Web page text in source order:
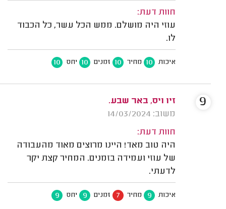
חוות דעת:
עוזי היה מושלם. ממש הכל עשר, כל הכבוד
לו.
איכות 10 מחיר 10 זמנים 10 יחס 10
זיו ויס, באר שבע.
משוב: 14/03/2024
חוות דעת:
היה טוב מאד! היינו מרוצים מאוד מהעבודה
של עוזי ועמידה בזמנים. המחיר קצת יקר
לדעתי.
איכות 9 מחיר 7 זמנים 9 יחס 9
9